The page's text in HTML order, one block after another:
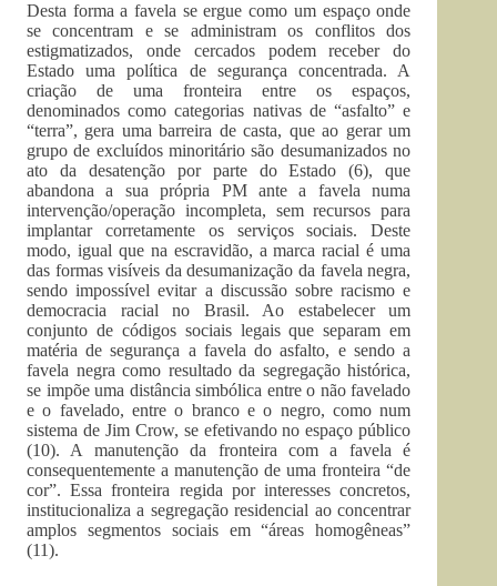
Desta forma a favela se ergue como um espaço onde
se concentram e se administram os conflitos dos
estigmatizados, onde cercados podem receber do
Estado uma política de segurança concentrada. A
criação de uma fronteira entre os espaços,
denominados como categorias nativas de “asfalto” e
“terra”, gera uma barreira de casta, que ao gerar um
grupo de excluídos minoritário são desumanizados no
ato da desatenção por parte do Estado (6), que
abandona a sua própria PM ante a favela numa
intervenção/operação incompleta, sem recursos para
implantar corretamente os serviços sociais. Deste
modo, igual que na escravidão, a marca racial é uma
das formas visíveis da desumanização da favela negra,
sendo impossível evitar a discussão sobre racismo e
democracia racial no Brasil. Ao estabelecer um
conjunto de códigos sociais legais que separam em
matéria de segurança a favela do asfalto, e sendo a
favela negra como resultado da segregação histórica,
se impõe uma distância simbólica entre o não favelado
e o favelado, entre o branco e o negro, como num
sistema de Jim Crow, se efetivando no espaço público
(10). A manutenção da fronteira com a favela é
consequentemente a manutenção de uma fronteira “de
cor”. Essa fronteira regida por interesses concretos,
institucionaliza a segregação residencial ao concentrar
amplos segmentos sociais em “áreas homogêneas”
(11).